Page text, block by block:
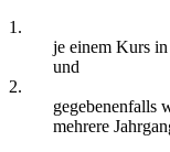
1.
je einem Kurs
und
2.
gegebenenfalls
mehrere